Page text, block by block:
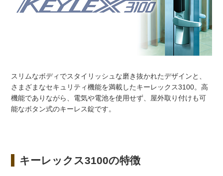
スリムなボディでスタイリッシュな磨き抜かれたデザインと、
さまざまなセキュリティ機能を満載したキーレックス3100。高
機能でありながら、電気や電池を使用せず、屋外取り付けも可
能なボタン式のキーレス錠です。
キーレックス3100の特徴